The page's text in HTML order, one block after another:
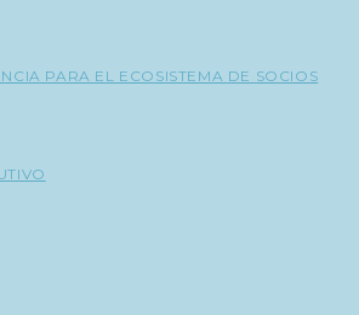
PARA EL ECOSISTEMA DE SOCIOS